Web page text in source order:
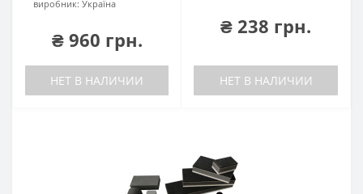
виробник: Україна
₴ 960 грн.
НЕТ В НАЛИЧИИ
₴ 238 грн.
НЕТ В НАЛИЧИИ